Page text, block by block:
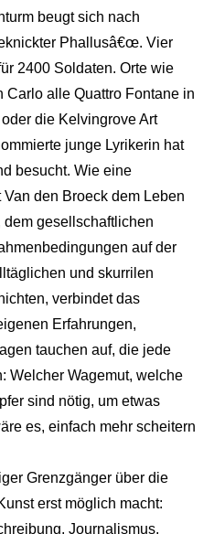
beugt sich nach
Phallusâ€œ. Vier
2400 Soldaten. Orte wie
Carlo alle Quattro Fontane in
die Kelvingrove Art
junge Lyrikerin hat
besucht. Wie eine
den Broeck dem Leben
dem gesellschaftlichen
auf der
und skurrilen
verbindet das
Erfahrungen,
tauchen auf, die jede
Welcher Wagemut, welche
sind nötig, um etwas
es, einfach mehr scheitern
Grenzgänger über die
erst möglich macht:
Journalismus,